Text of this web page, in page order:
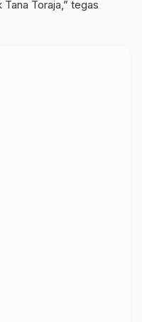
Toraja,” tegas